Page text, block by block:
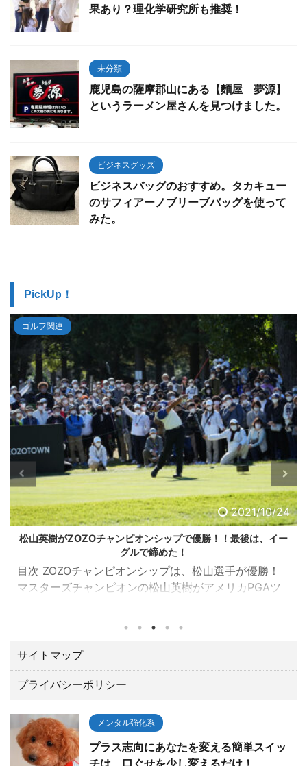
果あり？理化学研究所も推奨！
未分類
鹿児島の薩摩郡山にある【麵屋 夢源】
というラーメン屋さんを見つけました。
ビジネスグッズ
ビジネスバッグのおすすめ。タカキュー
のサフィアーノブリーブバッグを使って
みた。
PickUp！
ゴルフ関連
2021/10/24
松山英樹がZOZOチャンピオンシップで優勝！！最後は、イー
グルで締めた！
目次 ZOZOチャンピオンシップは、松山選手が優勝！
マスターズチャンピオンの松山英樹がアメリカPGAツ
んと２億３００万円。日本ツアーと較べてひとケタ違
います。 最後の１８番ロングホールでは、２オンでワ
ンパットのイーグルで締める圧巻の終わり方でガッツ
ポーズ。 いやあカッコよすぎて「やったー！！」と思
わずTVに向って叫んでしまいました。 今回は、肝心な
とこ ...
サイトマップ
プライバシーポリシー
メンタル強化系
プラス志向にあなたを変える簡単スイッ
チは、口ぐせを少し変えるだけ！